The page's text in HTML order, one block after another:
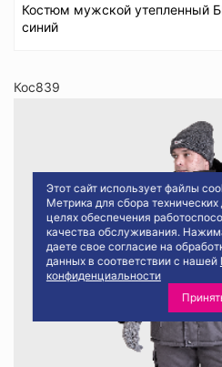
Этот сайт использует файлы
Метрика для сбора
целях обеспечения
качества обслуживания.
даете свое согласие на
данных в соответствии с нашей
конфиденциальности
Костюм мужской утепленный
синий
Кос839